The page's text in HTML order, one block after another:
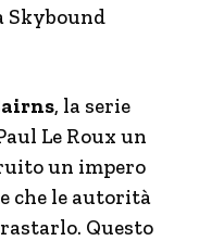
Skybound
, la serie
Le Roux un
un impero
che le autorità
Questo